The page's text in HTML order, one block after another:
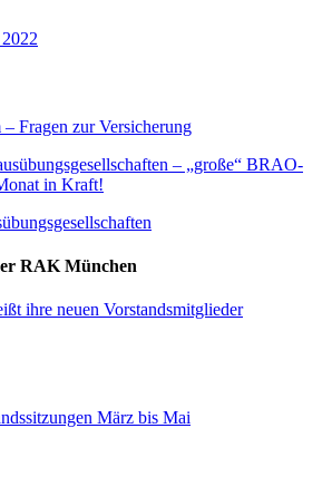
Fragen zur Versicherung
– „große“ BRAO-
in Kraft!
RAK München
ihre neuen Vorstandsmitglieder
März bis Mai